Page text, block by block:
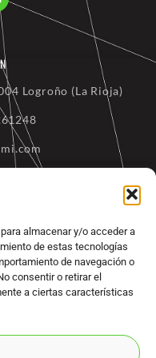
almacenar y/o acceder a
de estas tecnologías
de navegación o
consentir o retirar el
a ciertas características
Logroño (La Rioja)